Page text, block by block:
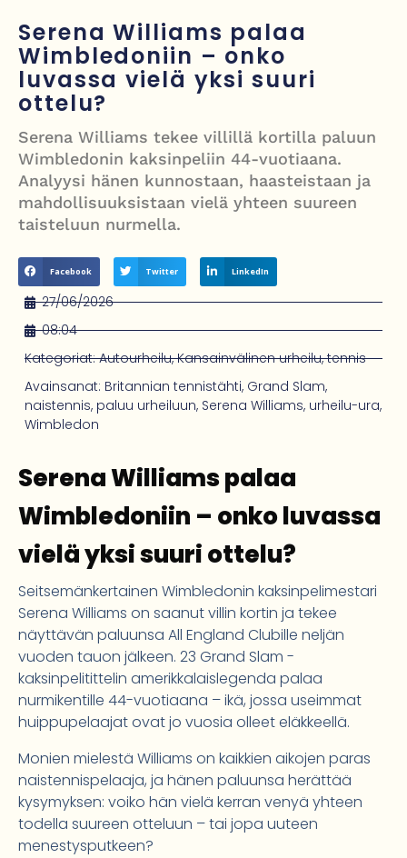
Iso-Britannia pysäytti Venäjän varjolaivaston öljytankkerin Englannin
kanaalissa – isku Putinin sotakassaan
Mies syytteessä, kun auto rysäytti läpi keilahallin seinän Derbyshiressä
New Yorkin NBA-mestaruusjuhlat riistäytyivät käsistä – teini ammuttiin
ja busseja sytytettiin tuleen Manhattanilla
Kimi ja Minttu Räikkönen juhlivat 10-vuotishääpäiväänsä – näin F1-
Serena Williams palaa
Wimbledoniin – onko
luvassa vielä yksi suuri
ottelu?
Serena Williams tekee villillä kortilla paluun
Wimbledonin kaksinpeliin 44-vuotiaana.
Analyysi hänen kunnostaan, haasteistaan ja
mahdollisuuksistaan vielä yhteen suureen
taisteluun nurmella.
Facebook Twitter LinkedIn
27/06/2026
08:04
Kategoriat: Autourheilu,Kansainvälinen urheilu,tennis
Avainsanat: Britannian tennistähti, Grand Slam,
naistennis, paluu urheiluun, Serena Williams, urheilu-ura,
Wimbledon
Serena Williams palaa
Wimbledoniin – onko luvassa
vielä yksi suuri ottelu?
Seitsemänkertainen Wimbledonin kaksinpelimestari
Serena Williams on saanut villin kortin ja tekee
näyttävän paluunsa All England Clubille neljän
vuoden tauon jälkeen. 23 Grand Slam -
kaksinpelitittelin amerikkalaislegenda palaa
nurmikentille 44-vuotiaana – ikä, jossa useimmat
huippupelaajat ovat jo vuosia olleet eläkkeellä.
Monien mielestä Williams on kaikkien aikojen paras
naistennispelaaja, ja hänen paluunsa herättää
kysymyksen: voiko hän vielä kerran venyä yhteen
todella suureen otteluun – tai jopa uuteen
menestysputkeen?